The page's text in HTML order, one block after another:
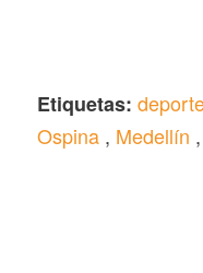
Etiquetas:
Ospina, Medellín ,